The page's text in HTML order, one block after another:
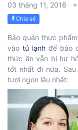
03 tháng 11, 2018
Chia sẻ
Bảo quản thực
vào tủ lạnh để bảo
thức ăn vẫn bị hư
tốt nhất đi nữa.
tươi ngon lâu nhất: